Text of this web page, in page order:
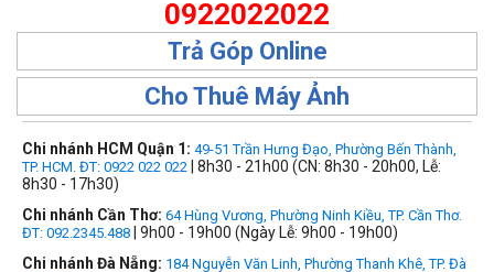
0922022022
Trả Góp Online
Cho Thuê Máy Ảnh
Chi nhánh HCM Quận 1: 49-51 Trần Hưng Đạo, Phường Bến Thành,
TP. HCM. ĐT: 0922 022 022 | 8h30 - 21h00 (CN: 8h30 - 20h00, Lễ:
8h30 - 17h30)
Chi nhánh Cần Thơ: 64 Hùng Vương, Phường Ninh Kiều, TP. Cần Thơ.
ĐT: 092.2345.488 | 9h00 - 19h00 (Ngày Lễ: 9h00 - 19h00)
Chi nhánh Đà Nẵng: 184 Nguyễn Văn Linh, Phường Thanh Khê, TP. Đà